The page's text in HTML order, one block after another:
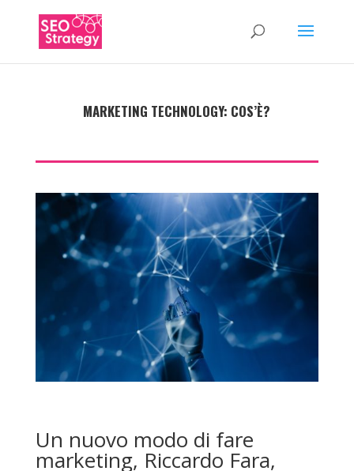
MARKETING TECHNOLOGY: COS’È?
Un nuovo modo di fare
marketing, Riccardo Fara,